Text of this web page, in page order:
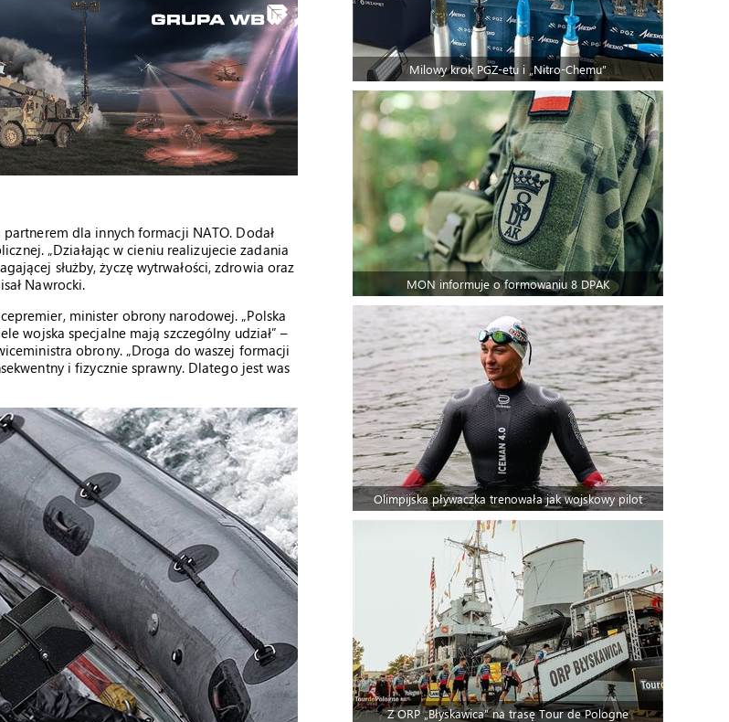
dla innych formacji NATO. Dodał
„Działając w cieniu realizujecie zadania
służby, życzę wytrwałości, zdrowia oraz
Nawrocki.
minister obrony narodowej. „Polska
wojska specjalne mają szczególny udział” –
obrony. „Droga do waszej formacji
i fizycznie sprawny. Dlatego jest was
Milowy krok PGZ-etu i „Nitro-Chemu”
MON informuje o formowaniu 8 DPAK
Olimpijska pływaczka trenowała jak wojskowy pilot
Z ORP „Błyskawica” na trasę Tour de Pologne